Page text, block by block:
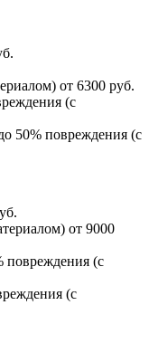
от 6300 руб.
(с
50% повреждения (с
от 9000
повреждения (с
(с